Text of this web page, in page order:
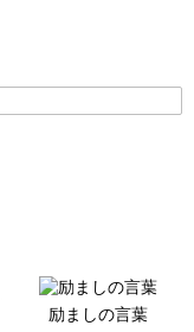
励ましの言葉